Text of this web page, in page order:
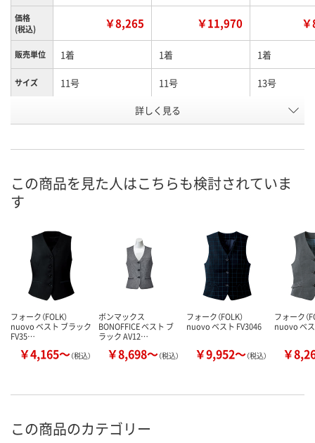
価格
(税込)
￥8,265 ￥11,970
販売単位 1着 1着 1着
サイズ 11号 11号 13号
ネイビー
号
お届け日
メーカー都合により
販売停止中です
カゴへ
お取り扱い
詳しく見る
この商品を見た人はこちらも検討されていま
す
フォーク（FOLK）
nuovo ベスト ブラック
FV35…
￥4,165～（税込）
ボンマックス
BONOFFICE ベスト ブ
ラック AV12…
￥8,698～（税込）
フォーク（FOLK）
nuovo ベスト FV3046
￥9,952～（税込）
フォーク（
nuovo ベ
￥
この商品のカテゴリー